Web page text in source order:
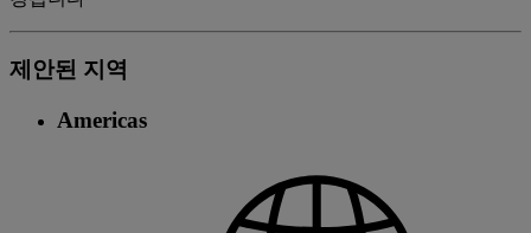
제안된 지역
Americas